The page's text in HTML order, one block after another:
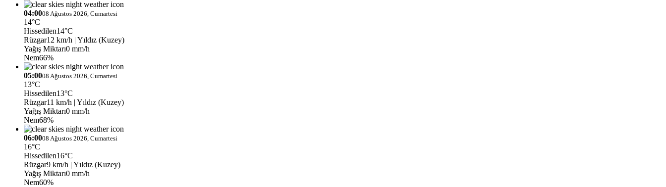
04:0008 Ağustos 2026, Cumartesi
14°C
Hissedilen14°C
Rüzgar12 km/h | Yıldız (Kuzey)
Yağış Miktarı0 mm/h
Nem66%
05:0008 Ağustos 2026, Cumartesi
13°C
Hissedilen13°C
Rüzgar11 km/h | Yıldız (Kuzey)
Yağış Miktarı0 mm/h
Nem68%
06:0008 Ağustos 2026, Cumartesi
16°C
Hissedilen16°C
Rüzgar9 km/h | Yıldız (Kuzey)
Yağış Miktarı0 mm/h
Nem60%